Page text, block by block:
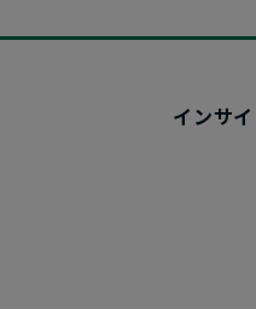
インサ